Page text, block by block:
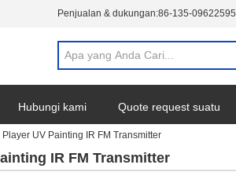
Penjualan & dukungan:86-135-09622595
Hubungi kami Quote request suatu
UV Painting IR FM Transmitter
IR FM Transmitter